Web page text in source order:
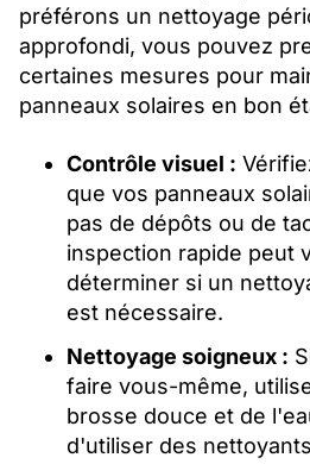
préférons un nettoyage
approfondi, vous pouvez
certaines mesures pour
panneaux solaires en bon
Contrôle visuel :
que vos panneaux
pas de dépôts ou de
inspection rapide peut
déterminer si un
est nécessaire.
Nettoyage soigneux :
faire vous-même,
brosse douce et de
d'utiliser des